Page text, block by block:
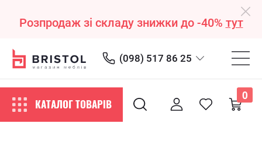
Розпродаж зі складу знижки до -40% тут
(098) 517 86 25
КАТАЛОГ ТОВАРІВ
0